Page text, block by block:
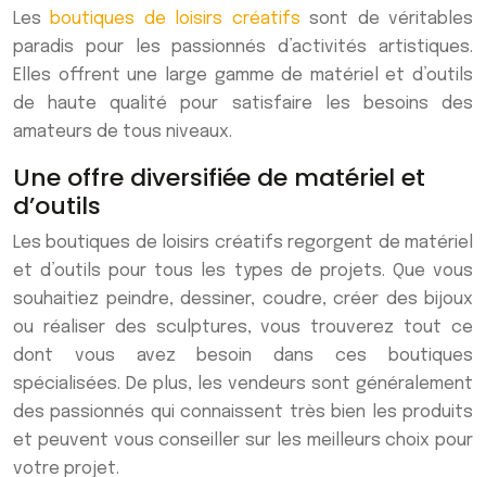
Les boutiques de loisirs créatifs sont de véritables
paradis pour les passionnés d’activités artistiques.
Elles offrent une large gamme de matériel et d’outils
de haute qualité pour satisfaire les besoins des
amateurs de tous niveaux.
Une offre diversifiée de matériel et
d’outils
Les boutiques de loisirs créatifs regorgent de matériel
et d’outils pour tous les types de projets. Que vous
souhaitiez peindre, dessiner, coudre, créer des bijoux
ou réaliser des sculptures, vous trouverez tout ce
dont vous avez besoin dans ces boutiques
spécialisées. De plus, les vendeurs sont généralement
des passionnés qui connaissent très bien les produits
et peuvent vous conseiller sur les meilleurs choix pour
votre projet.